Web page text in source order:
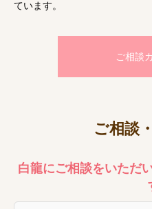
ています。
ご相談
ご相談
白龍にご相談をいただ